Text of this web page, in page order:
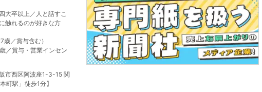
大卒以上／人と話すこ
触れるのが好きな方
／賞与含む）
／賞与・営業インセン
市西区阿波座1-3-15 関
町駅」徒歩1分】